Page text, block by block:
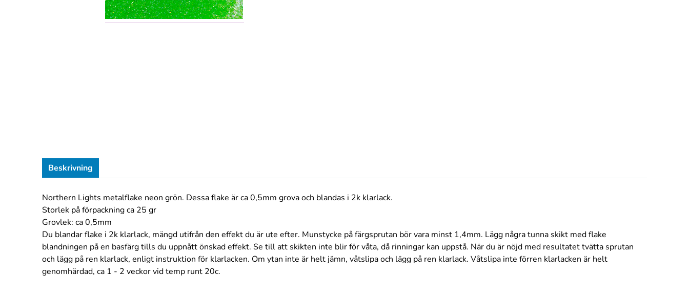
Beskrivning
Northern Lights metalflake neon grön. Dessa flake är ca 0,5mm grova och blandas i 2k klarlack.
Storlek på förpackning ca 25 gr
Grovlek: ca 0,5mm
Du blandar flake i 2k klarlack, mängd utifrån den effekt du är ute efter. Munstycke på färgsprutan bör vara minst 1,4mm. Lägg några tunna skikt med flake
blandningen på en basfärg tills du uppnått önskad effekt. Se till att skikten inte blir för våta, då rinningar kan uppstå. När du är nöjd med resultatet tvätta sprutan
och lägg på ren klarlack, enligt instruktion för klarlacken. Om ytan inte är helt jämn, våtslipa och lägg på ren klarlack. Våtslipa inte förren klarlacken är helt
genomhärdad, ca 1 - 2 veckor vid temp runt 20c.